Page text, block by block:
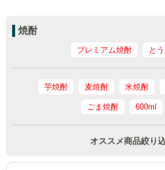
焼酎
プレミアム焼酎 と
芋焼酎 麦焼酎 米焼酎
ごま焼酎 600ml
オススメ商品絞り